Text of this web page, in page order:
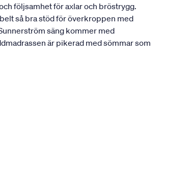
följsamhet för axlar och bröstrygg.
så bra stöd för överkroppen med
säng kommer med
är pikerad med sömmar som